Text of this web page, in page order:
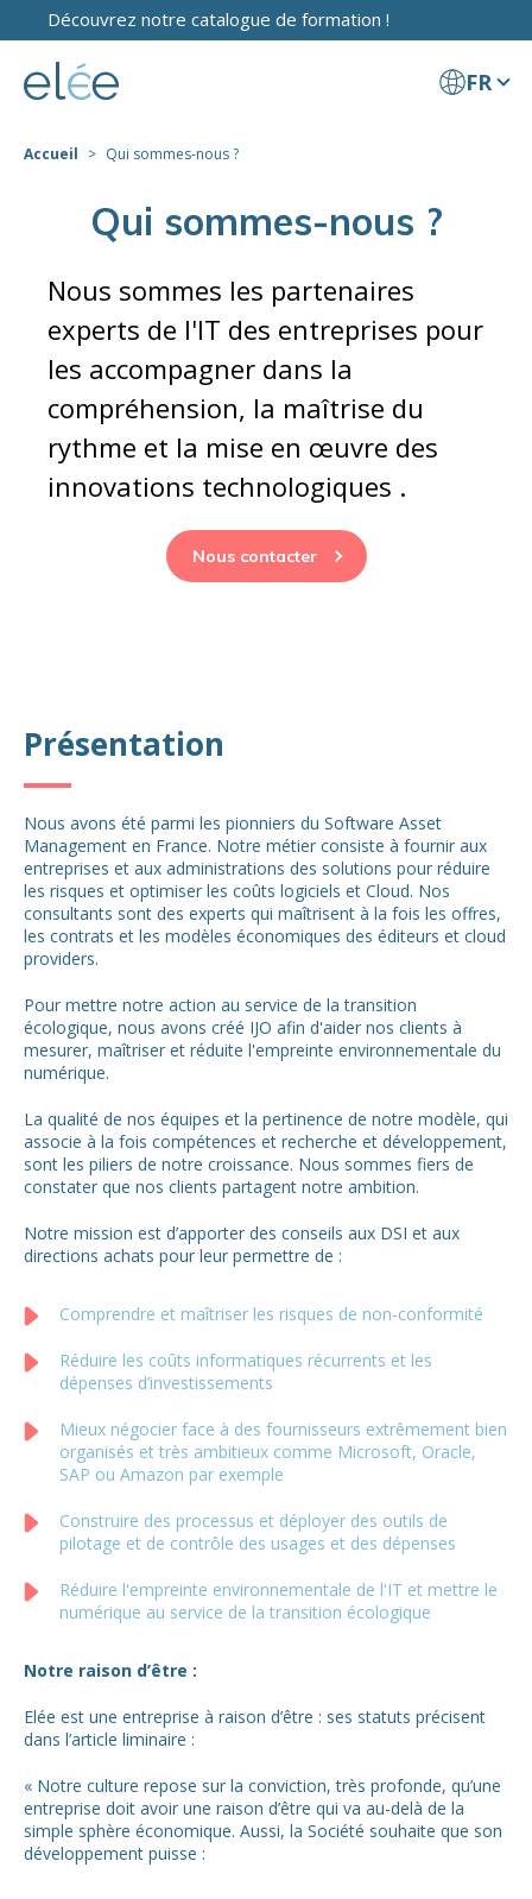
Découvrez notre catalogue de formation !
FR
Accueil Qui sommes-nous ?
Qui sommes-nous ?
Nous sommes les partenaires
experts de l'IT des entreprises pour
les accompagner dans la
compréhension, la maîtrise du
rythme et la mise en œuvre des
innovations technologiques .
Nous contacter
Présentation
Nous avons été parmi les pionniers du Software Asset
Management en France. Notre métier consiste à fournir aux
entreprises et aux administrations des solutions pour réduire
les risques et optimiser les coûts logiciels et Cloud. Nos
consultants sont des experts qui maîtrisent à la fois les offres,
les contrats et les modèles économiques des éditeurs et cloud
providers.
Pour mettre notre action au service de la transition
écologique, nous avons créé IJO afin d'aider nos clients à
mesurer, maîtriser et réduite l'empreinte environnementale du
numérique.
La qualité de nos équipes et la pertinence de notre modèle, qui
associe à la fois compétences et recherche et développement,
sont les piliers de notre croissance. Nous sommes fiers de
constater que nos clients partagent notre ambition.
Notre mission est d’apporter des conseils aux DSI et aux
directions achats pour leur permettre de :
Comprendre et maîtriser les risques de non-conformité
Réduire les coûts informatiques récurrents et les
dépenses d’investissements
Mieux négocier face à des fournisseurs extrêmement bien
organisés et très ambitieux comme Microsoft, Oracle,
SAP ou Amazon par exemple
Construire des processus et déployer des outils de
pilotage et de contrôle des usages et des dépenses
Réduire l'empreinte environnementale de l'IT et mettre le
numérique au service de la transition écologique
Notre raison d’être :
Elée est une entreprise à raison d’être : ses statuts précisent
dans l’article liminaire :
« Notre culture repose sur la conviction, très profonde, qu’une
entreprise doit avoir une raison d’être qui va au-delà de la
simple sphère économique. Aussi, la Société souhaite que son
développement puisse :